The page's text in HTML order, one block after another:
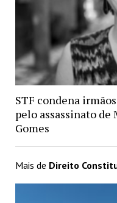
STF condena
pelo assassinato
Gomes
Mais de Direito